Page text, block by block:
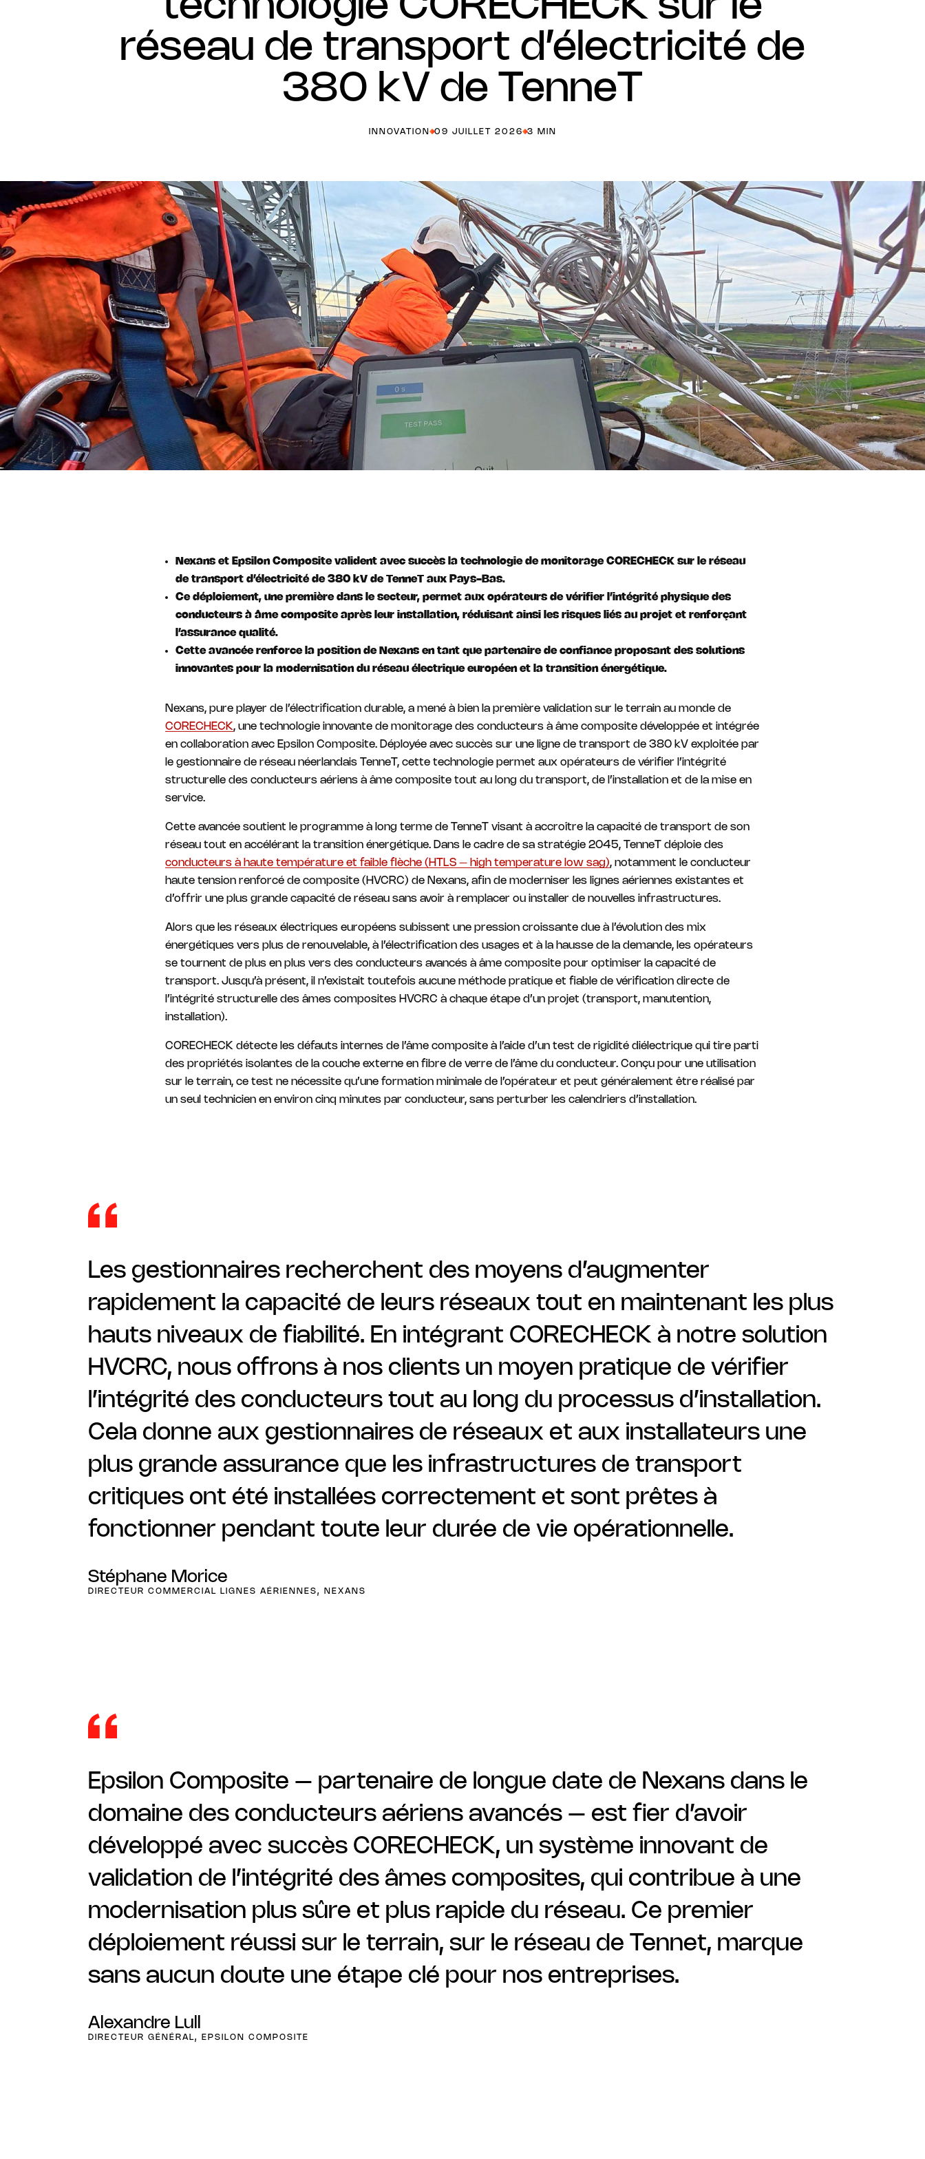
réseau de transport d’électricité de
380 kV de TenneT
INNOVATION 09 JUILLET 2026 3 MIN
Nexans et Epsilon Composite valident avec succès la technologie de monitorage CORECHECK sur le réseau
de transport d’électricité de 380 kV de TenneT aux Pays-Bas.
Ce déploiement, une première dans le secteur, permet aux opérateurs de vérifier l’intégrité physique des
conducteurs à âme composite après leur installation, réduisant ainsi les risques liés au projet et renforçant
l’assurance qualité.
Cette avancée renforce la position de Nexans en tant que partenaire de confiance proposant des solutions
innovantes pour la modernisation du réseau électrique européen et la transition énergétique.
Nexans, pure player de l’électrification durable, a mené à bien la première validation sur le terrain au monde de
CORECHECK, une technologie innovante de monitorage des conducteurs à âme composite développée et intégrée
en collaboration avec Epsilon Composite. Déployée avec succès sur une ligne de transport de 380 kV exploitée par
le gestionnaire de réseau néerlandais TenneT, cette technologie permet aux opérateurs de vérifier l’intégrité
structurelle des conducteurs aériens à âme composite tout au long du transport, de l’installation et de la mise en
service.
Cette avancée soutient le programme à long terme de TenneT visant à accroître la capacité de transport de son
réseau tout en accélérant la transition énergétique. Dans le cadre de sa stratégie 2045, TenneT déploie des
conducteurs à haute température et faible flèche (HTLS – high temperature low sag), notamment le conducteur
haute tension renforcé de composite (HVCRC) de Nexans, afin de moderniser les lignes aériennes existantes et
d’offrir une plus grande capacité de réseau sans avoir à remplacer ou installer de nouvelles infrastructures.
Alors que les réseaux électriques européens subissent une pression croissante due à l’évolution des mix
énergétiques vers plus de renouvelable, à l’électrification des usages et à la hausse de la demande, les opérateurs
se tournent de plus en plus vers des conducteurs avancés à âme composite pour optimiser la capacité de
transport. Jusqu’à présent, il n’existait toutefois aucune méthode pratique et fiable de vérification directe de
l’intégrité structurelle des âmes composites HVCRC à chaque étape d’un projet (transport, manutention,
installation).
CORECHECK détecte les défauts internes de l’âme composite à l’aide d’un test de rigidité diélectrique qui tire parti
des propriétés isolantes de la couche externe en fibre de verre de l’âme du conducteur. Conçu pour une utilisation
sur le terrain, ce test ne nécessite qu’une formation minimale de l’opérateur et peut généralement être réalisé par
un seul technicien en environ cinq minutes par conducteur, sans perturber les calendriers d’installation.
Les gestionnaires recherchent des moyens d’augmenter
rapidement la capacité de leurs réseaux tout en maintenant les plus
hauts niveaux de fiabilité. En intégrant CORECHECK à notre solution
HVCRC, nous offrons à nos clients un moyen pratique de vérifier
l’intégrité des conducteurs tout au long du processus d’installation.
Cela donne aux gestionnaires de réseaux et aux installateurs une
plus grande assurance que les infrastructures de transport
critiques ont été installées correctement et sont prêtes à
fonctionner pendant toute leur durée de vie opérationnelle.
Stéphane Morice
DIRECTEUR COMMERCIAL LIGNES AÉRIENNES, NEXANS
Epsilon Composite – partenaire de longue date de Nexans dans le
domaine des conducteurs aériens avancés – est fier d’avoir
développé avec succès CORECHECK, un système innovant de
validation de l’intégrité des âmes composites, qui contribue à une
modernisation plus sûre et plus rapide du réseau. Ce premier
déploiement réussi sur le terrain, sur le réseau de Tennet, marque
sans aucun doute une étape clé pour nos entreprises.
Alexandre Lull
DIRECTEUR GÉNÉRAL, EPSILON COMPOSITE